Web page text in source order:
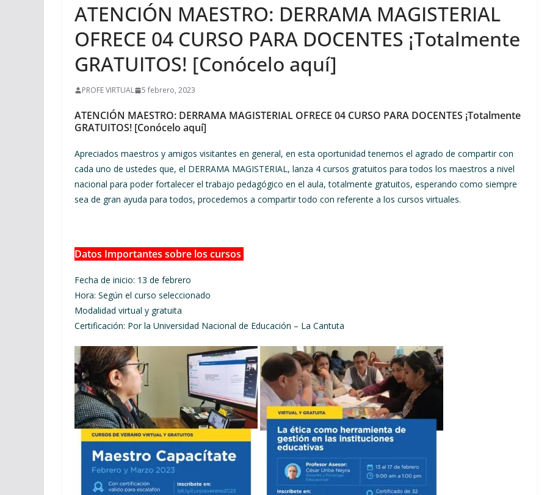
ATENCIÓN MAESTRO: DERRAMA MAGISTERIAL
OFRECE 04 CURSO PARA DOCENTES ¡Totalmente
GRATUITOS! [Conócelo aquí]
PROFE VIRTUAL 5 febrero, 2023
ATENCIÓN MAESTRO: DERRAMA MAGISTERIAL OFRECE 04 CURSO PARA DOCENTES ¡Totalmente
GRATUITOS! [Conócelo aquí]
Apreciados maestros y amigos visitantes en general, en esta oportunidad tenemos el agrado de compartir con
cada uno de ustedes que, el DERRAMA MAGISTERIAL, lanza 4 cursos gratuitos para todos los maestros a nivel
nacional para poder fortalecer el trabajo pedagógico en el aula, totalmente gratuitos, esperando como siempre
sea de gran ayuda para todos, procedemos a compartir todo con referente a los cursos virtuales.
Datos Importantes sobre los cursos
Fecha de inicio: 13 de febrero
Hora: Según el curso seleccionado
Modalidad virtual y gratuita
Certificación: Por la Universidad Nacional de Educación – La Cantuta